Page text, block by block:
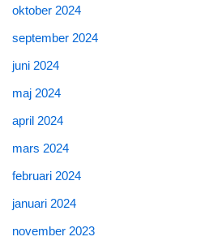
oktober 2024
september 2024
juni 2024
maj 2024
april 2024
mars 2024
februari 2024
januari 2024
november 2023